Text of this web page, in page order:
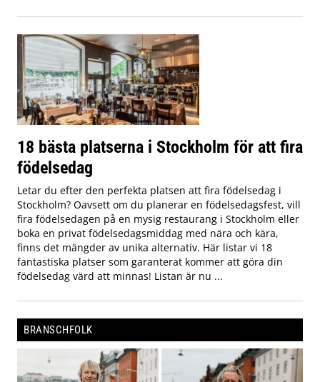
18 bästa platserna i Stockholm för att fira
födelsedag
Letar du efter den perfekta platsen att fira födelsedag i
Stockholm? Oavsett om du planerar en födelsedagsfest, vill
fira födelsedagen på en mysig restaurang i Stockholm eller
boka en privat födelsedagsmiddag med nära och kära,
finns det mängder av unika alternativ. Här listar vi 18
fantastiska platser som garanterat kommer att göra din
födelsedag värd att minnas! Listan är nu ...
BRANSCHFOLK